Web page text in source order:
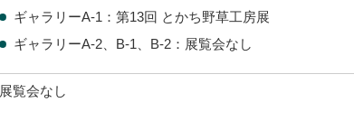
ギャラリーA-1：第13回 とかち野草工房展
ギャラリーA-2、B-1、B-2：展覧会なし
展覧会なし